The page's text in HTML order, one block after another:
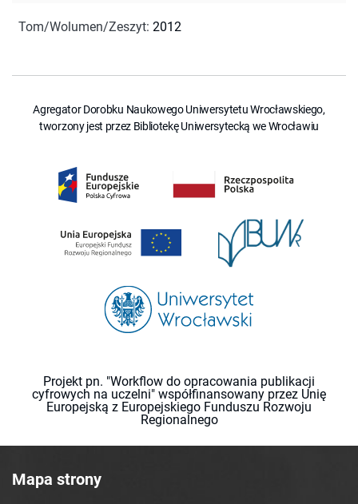
Tom/Wolumen/Zeszyt: 2012
Agregator Dorobku Naukowego Uniwersytetu Wrocławskiego,
tworzony jest przez Bibliotekę Uniwersytecką we Wrocławiu
Projekt pn. "Workflow do opracowania publikacji
cyfrowych na uczelni" współfinansowany przez Unię
Europejską z Europejskiego Funduszu Rozwoju
Regionalnego
Mapa strony